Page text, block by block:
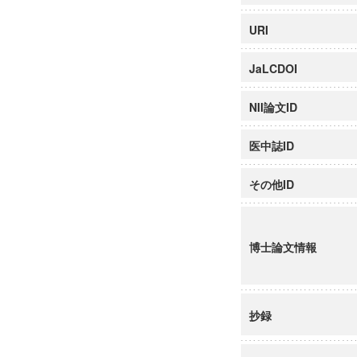
URI
JaLCDOI
NII論文ID
医中誌ID
その他ID
博士論文情報
抄録